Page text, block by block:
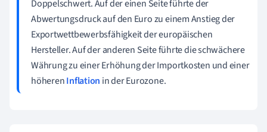
Doppelschwert. Auf der einen Seite führte der
Abwertungsdruck auf den Euro zu einem Anstieg der
Exportwettbewerbsfähigkeit der europäischen
Hersteller. Auf der anderen Seite führte die schwächere
Währung zu einer Erhöhung der Importkosten und einer
höherenInflation in der Eurozone.